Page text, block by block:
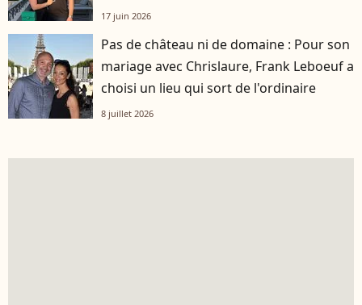
17 juin 2026
Pas de château ni de domaine : Pour son
mariage avec Chrislaure, Frank Leboeuf a
choisi un lieu qui sort de l'ordinaire
8 juillet 2026